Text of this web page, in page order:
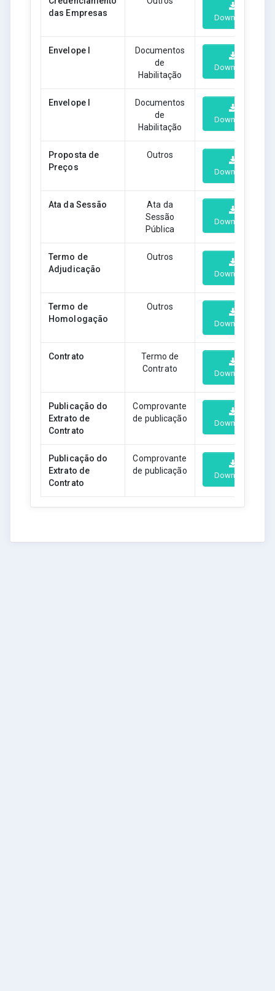
das Empresas
Download
Envelope I
Documentos
de
Habilitação
Download
Envelope I
Documentos
de
Habilitação
Download
Proposta de
Preços
Outros
Download
Ata da Sessão
Ata da
Sessão
Pública
Download
Termo de
Adjudicação
Outros
Download
Termo de
Homologação
Outros
Download
Contrato
Termo de
Contrato
Download
Publicação do
Extrato de
Contrato
Comprovante
de publicação
Download
Publicação do
Extrato de
Contrato
Comprovante
de publicação
Download